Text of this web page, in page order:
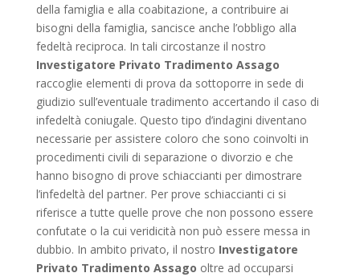
della famiglia e alla coabitazione, a contribuire ai
bisogni della famiglia, sancisce anche l’obbligo alla
fedeltà reciproca. In tali circostanze il nostro
Investigatore Privato Tradimento Assago
raccoglie elementi di prova da sottoporre in sede di
giudizio sull’eventuale tradimento accertando il caso di
infedeltà coniugale. Questo tipo d’indagini diventano
necessarie per assistere coloro che sono coinvolti in
procedimenti civili di separazione o divorzio e che
hanno bisogno di prove schiaccianti per dimostrare
l’infedeltà del partner. Per prove schiaccianti ci si
riferisce a tutte quelle prove che non possono essere
confutate o la cui veridicità non può essere messa in
dubbio. In ambito privato, il nostro Investigatore
Privato Tradimento Assago oltre ad occuparsi